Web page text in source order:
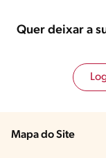
Quer deixar a
Mapa do Site